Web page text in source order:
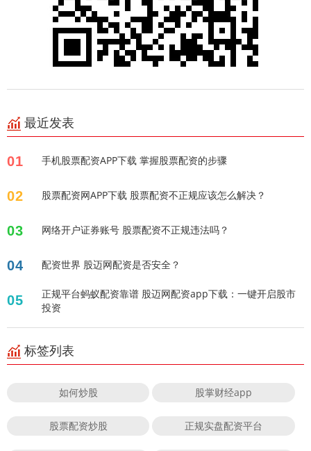
最近发表
01 手机股票配资APP下载 掌握股票配资的步骤
02 股票配资网APP下载 股票配资不正规应该怎么解决？
03 网络开户证券账号 股票配资不正规违法吗？
04 配资世界 股迈网配资是否安全？
05
正规平台蚂蚁配资靠谱 股迈网配资app下载：一键开启股市
投资
标签列表
如何炒股 股掌财经app
股票配资炒股 正规实盘配资平台